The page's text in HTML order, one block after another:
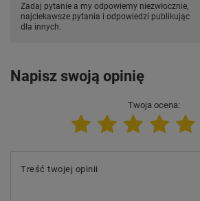
Zadaj pytanie a my odpowiemy niezwłocznie,
najciekawsze pytania i odpowiedzi publikując
dla innych.
Napisz swoją opinię
Twoja ocena:
Treść twojej opinii